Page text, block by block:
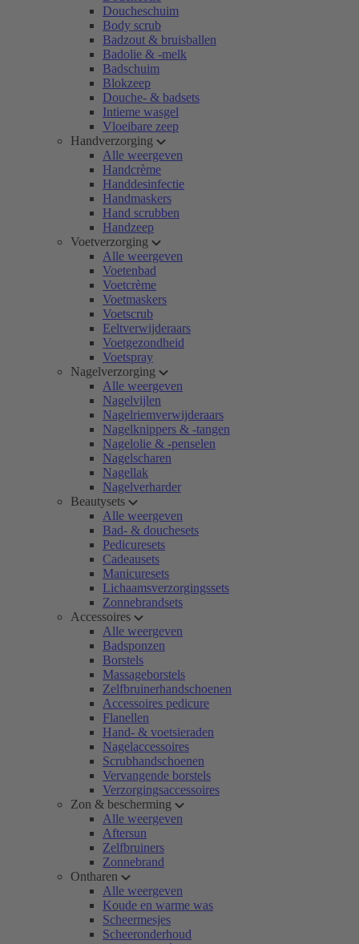
Doucheschuim
Body scrub
Badzout & bruisballen
Badolie & -melk
Badschuim
Blokzeep
Douche- & badsets
Intieme wasgel
Vloeibare zeep
Handverzorging
Alle weergeven
Handcrème
Handdesinfectie
Handmaskers
Hand scrubben
Handzeep
Voetverzorging
Alle weergeven
Voetenbad
Voetcrème
Voetmaskers
Voetscrub
Eeltverwijderaars
Voetgezondheid
Voetspray
Nagelverzorging
Alle weergeven
Nagelvijlen
Nagelriemverwijderaars
Nagelknippers & -tangen
Nagelolie & -penselen
Nagelscharen
Nagellak
Nagelverharder
Beautysets
Alle weergeven
Bad- & douchesets
Pedicuresets
Cadeausets
Manicuresets
Lichaamsverzorgingssets
Zonnebrandsets
Accessoires
Alle weergeven
Badsponzen
Borstels
Massageborstels
Zelfbruinerhandschoenen
Accessoires pedicure
Flanellen
Hand- & voetsieraden
Nagelaccessoires
Scrubhandschoenen
Vervangende borstels
Verzorgingsaccessoires
Zon & bescherming
Alle weergeven
Aftersun
Zelfbruiners
Zonnebrand
Ontharen
Alle weergeven
Koude en warme was
Scheermesjes
Scheeronderhoud